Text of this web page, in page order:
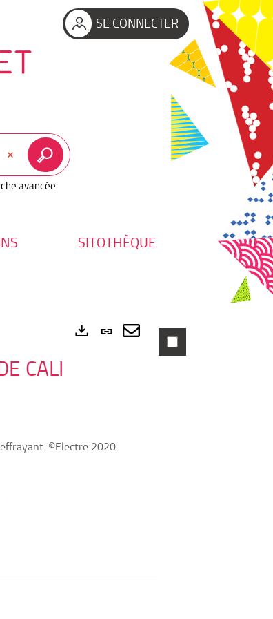
SE CONNECTER
avancée
SITOTHÈQUE
Lien
permanent
Envoyer
CALI
©Electre 2020